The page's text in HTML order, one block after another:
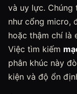
và uy lực. Chúng
như cổng micro,
hoặc thậm chí là
Việc tìm kiếm
phân khúc này
kiện và độ ổn